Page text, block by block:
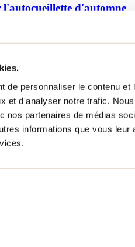
de personnaliser le contenu
et d'analyser notre trafic.
nos partenaires de médias
informations que vous
l'autocueillette d'automne
Voici les bonnes adresses à
dans Lanaudière.
par secteur
Lanaudière
La carte est mise à jour